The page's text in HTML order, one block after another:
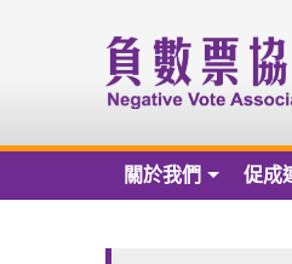
關於我們 促成